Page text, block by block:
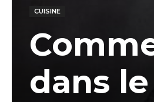
CUISINE
dans